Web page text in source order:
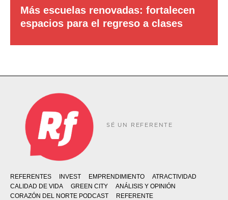
Más escuelas renovadas: fortalecen
espacios para el regreso a clases
SÉ UN REFERENTE
REFERENTES INVEST EMPRENDIMIENTO
ATRACTIVIDAD
CALIDAD DE VIDA
GREEN CITY
ANÁLISIS Y OPINIÓN
CORAZÓN DEL NORTE PODCAST
REFERENTE